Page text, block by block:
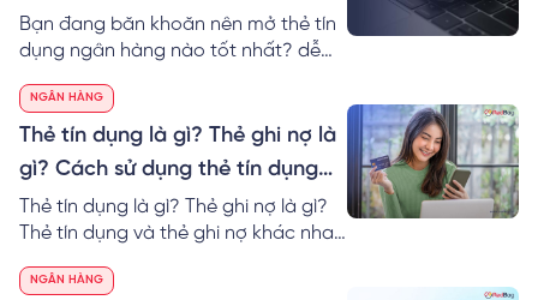
làm thẻ tín dụng tốt nhất 2024
Bạn đang băn khoăn nên mở thẻ tín
dụng ngân hàng nào tốt nhất? dễ
thẻ tín dụng các ngân hàng cũng
như gợi ý Top 10 ngân hàng làm thẻ
tín dụng tốt nhất hiện nay.
NGÂN HÀNG
Thẻ tín dụng là gì? Thẻ ghi nợ là
gì? Cách sử dụng thẻ tín dụng
dễ nhất
Thẻ tín dụng là gì? Thẻ ghi nợ là gì?
Thẻ tín dụng và thẻ ghi nợ khác nhau
dụng và cách sử dụng thẻ tín dụng
NGÂN HÀNG